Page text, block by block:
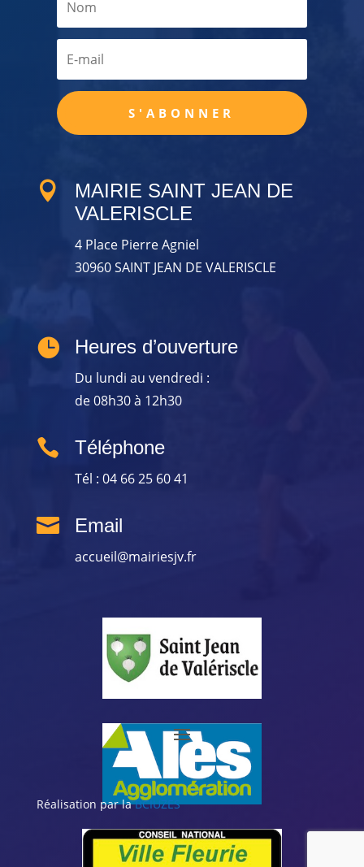
S'ABONNER

MAIRIE SAINT JEAN DE
VALERISCLE
4 Place Pierre Agniel
30960 SAINT JEAN DE VALERISCLE
 Heures d’ouverture
Du lundi au vendredi :
de 08h30 à 12h30
 Téléphone
Tél : 04 66 25 60 41
 Email
accueil@mairiesjv.fr
Réalisation par laBCIUZES